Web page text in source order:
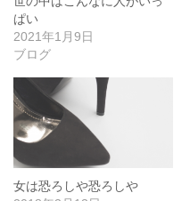
ぱい
2021年1月9日
ブログ
女は恐ろしや恐ろしや